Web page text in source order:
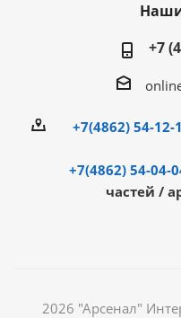
+7
+7(4862) 54-12-
+7(4862) 54-04-
частей /
2026 "Арсенал"